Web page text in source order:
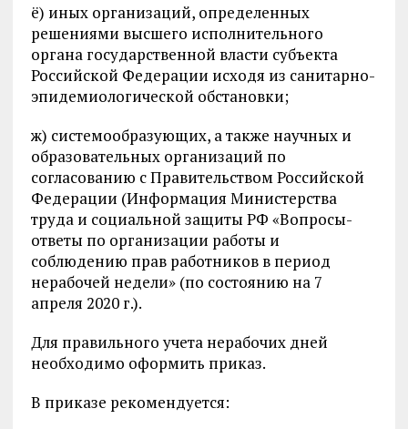
ё) иных организаций, определенных
решениями высшего исполнительного
органа государственной власти субъекта
Российской Федерации исходя из санитарно-
эпидемиологической обстановки;
ж) системообразующих, а также научных и
образовательных организаций по
согласованию с Правительством Российской
Федерации (Информация Министерства
труда и социальной защиты РФ «Вопросы-
ответы по организации работы и
соблюдению прав работников в период
нерабочей недели» (по состоянию на 7
апреля 2020 г.).
Для правильного учета нерабочих дней
необходимо оформить приказ.
В приказе рекомендуется: